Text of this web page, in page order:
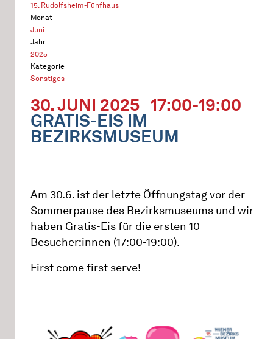
15. Rudolfsheim-Fünfhaus
Monat
Juni
Jahr
2025
Kategorie
Sonstiges
30. JUNI 2025 17:00-19:00
GRATIS-EIS IM
BEZIRKSMUSEUM
Am 30.6. ist der letzte Öffnungstag vor der
Sommerpause des Bezirksmuseums und wir
haben Gratis-Eis für die ersten 10
Besucher:innen (17:00-19:00).
First come first serve!